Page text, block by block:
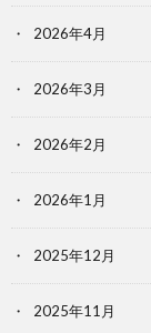
2026年4月
2026年3月
2026年2月
2026年1月
2025年12月
2025年11月